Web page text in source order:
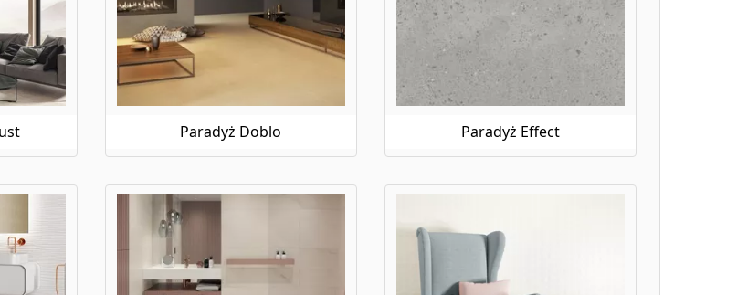
Paradyż Doblo Paradyż Effect